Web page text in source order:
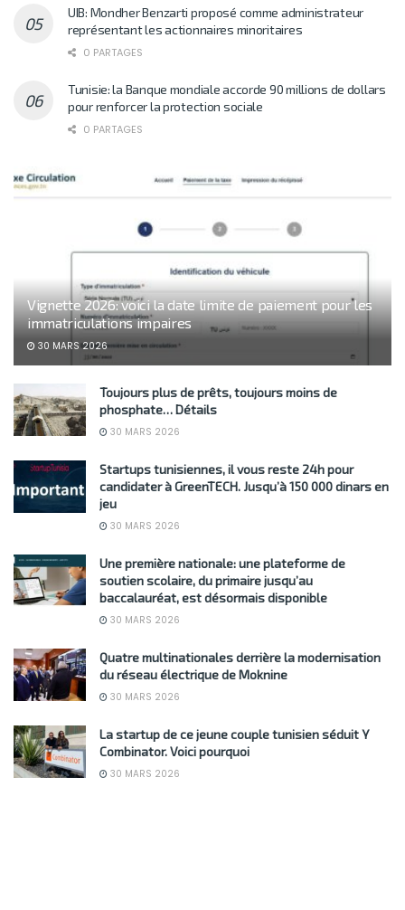
UIB: Mondher Benzarti proposé comme administrateur
représentant les actionnaires minoritaires
0 PARTAGES
Tunisie: la Banque mondiale accorde 90 millions de dollars
pour renforcer la protection sociale
0 PARTAGES
Vignette 2026: voici la date limite de paiement pour les
immatriculations impaires
30 MARS 2026
Toujours plus de prêts, toujours moins de
phosphate… Détails
30 MARS 2026
Startups tunisiennes, il vous reste 24h pour
candidater à GreenTECH. Jusqu’à 150 000 dinars en
jeu
30 MARS 2026
Une première nationale: une plateforme de
soutien scolaire, du primaire jusqu’au
baccalauréat, est désormais disponible
30 MARS 2026
Quatre multinationales derrière la modernisation
du réseau électrique de Moknine
30 MARS 2026
La startup de ce jeune couple tunisien séduit Y
Combinator. Voici pourquoi
30 MARS 2026